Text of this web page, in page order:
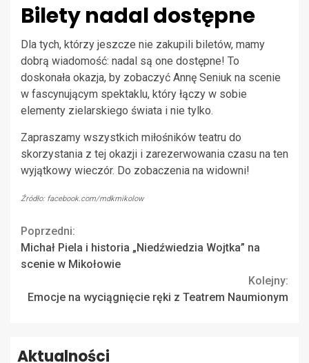
Bilety nadal dostępne
Dla tych, którzy jeszcze nie zakupili biletów, mamy
dobrą wiadomość: nadal są one dostępne! To
doskonała okazja, by zobaczyć Annę Seniuk na scenie
w fascynującym spektaklu, który łączy w sobie
elementy zielarskiego świata i nie tylko.
Zapraszamy wszystkich miłośników teatru do
skorzystania z tej okazji i zarezerwowania czasu na ten
wyjątkowy wieczór. Do zobaczenia na widowni!
Źródło: facebook.com/mdkmikolow
Continue
Reading
Poprzedni:
Michał Piela i historia „Niedźwiedzia Wojtka” na
scenie w Mikołowie
Kolejny:
Emocje na wyciągnięcie ręki z Teatrem Naumionym
Aktualności